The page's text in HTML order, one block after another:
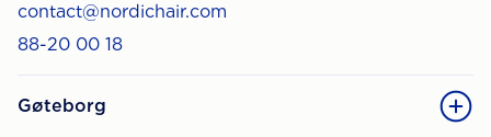
contact@nordichair.com
88-20 00 18
Gøteborg